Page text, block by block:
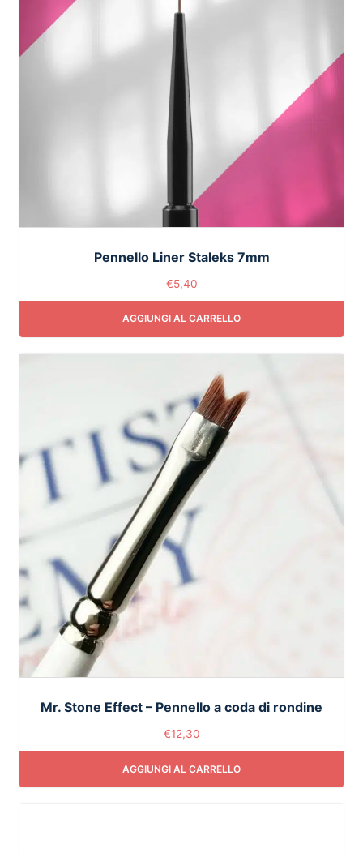
Pennello Liner Staleks 7mm
€5,40
AGGIUNGI AL CARRELLO
Mr. Stone Effect – Pennello a coda di rondine
€12,30
AGGIUNGI AL CARRELLO